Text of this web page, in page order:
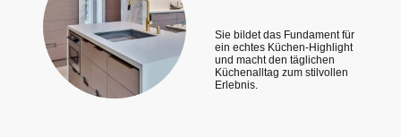
Sie bildet das Fundament für
ein echtes Küchen-Highlight
und macht den täglichen
Küchenalltag zum stilvollen
Erlebnis.